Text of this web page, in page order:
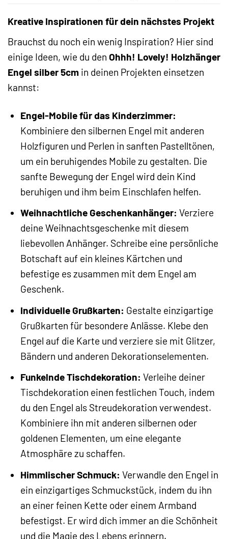
Kreative Inspirationen für dein nächstes Projekt
Brauchst du noch ein wenig Inspiration? Hier sind
einige Ideen, wie du den Ohhh! Lovely! Holzhänger
Engel silber 5cm in deinen Projekten einsetzen
kannst:
Engel-Mobile für das Kinderzimmer:
Kombiniere den silbernen Engel mit anderen
Holzfiguren und Perlen in sanften Pastelltönen,
um ein beruhigendes Mobile zu gestalten. Die
sanfte Bewegung der Engel wird dein Kind
beruhigen und ihm beim Einschlafen helfen.
Weihnachtliche Geschenkanhänger: Verziere
deine Weihnachtsgeschenke mit diesem
liebevollen Anhänger. Schreibe eine persönliche
Botschaft auf ein kleines Kärtchen und
befestige es zusammen mit dem Engel am
Geschenk.
Individuelle Grußkarten: Gestalte einzigartige
Grußkarten für besondere Anlässe. Klebe den
Engel auf die Karte und verziere sie mit Glitzer,
Bändern und anderen Dekorationselementen.
Funkelnde Tischdekoration: Verleihe deiner
Tischdekoration einen festlichen Touch, indem
du den Engel als Streudekoration verwendest.
Kombiniere ihn mit anderen silbernen oder
goldenen Elementen, um eine elegante
Atmosphäre zu schaffen.
Himmlischer Schmuck: Verwandle den Engel in
ein einzigartiges Schmuckstück, indem du ihn
an einer feinen Kette oder einem Armband
befestigst. Er wird dich immer an die Schönheit
und die Magie des Lebens erinnern.